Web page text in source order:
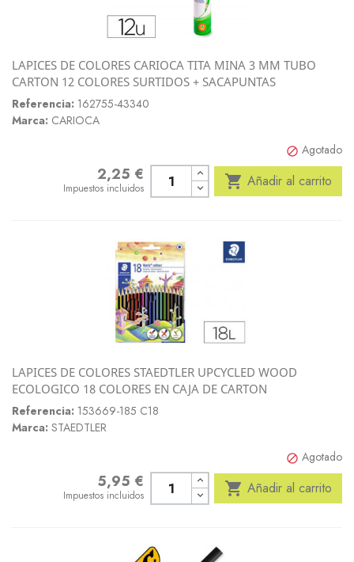
LAPICES DE COLORES CARIOCA TITA MINA 3 MM TUBO
CARTON 12 COLORES SURTIDOS + SACAPUNTAS
Referencia: 162755-43340
Marca: CARIOCA
 Agotado
2,25 €
Impuestos incluidos  Añadir al carrito
LAPICES DE COLORES STAEDTLER UPCYCLED WOOD
ECOLOGICO 18 COLORES EN CAJA DE CARTON
Referencia: 153669-185 C18
Marca: STAEDTLER
 Agotado
5,95 €
Impuestos incluidos  Añadir al carrito